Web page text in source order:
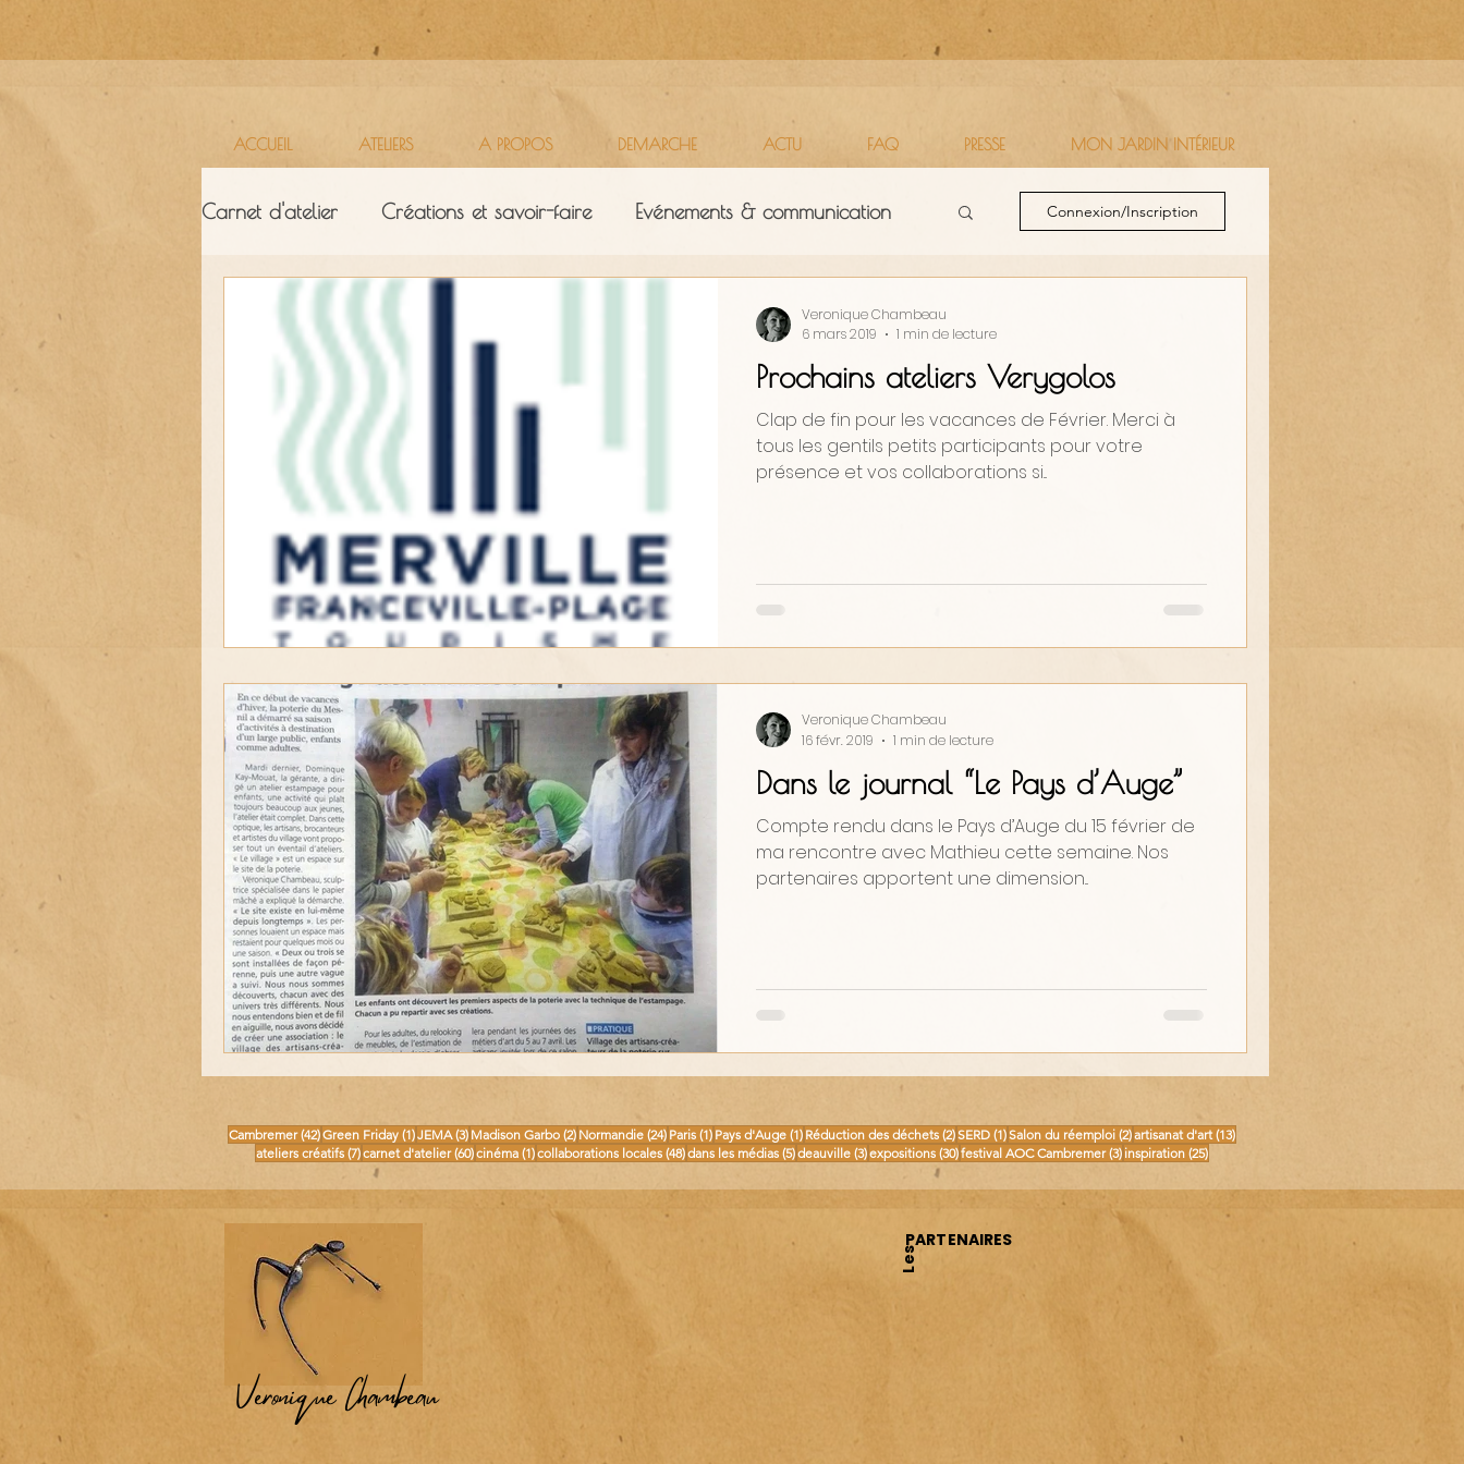
ACCUEIL ATELIERS A PROPOS DEMARCHE ACTU FAQ PRESSE MON JARDIN INTÉRIEUR
Carnet d'atelier Créations et savoir-faire Evénements & communication
Ressources & ambiance
Connexion/Inscription
Prochains ateliers Verygolos
Clap de fin pour les vacances de Février. Merci à
tous les gentils petits participants pour votre
présence et vos collaborations si...
Veronique Chambeau
6 mars 2019
1 min de lecture
Dans le journal “Le Pays d’Auge”
Compte rendu dans le Pays d’Auge du 15 février de
ma rencontre avec Mathieu cette semaine. Nos
partenaires apportent une dimension...
Veronique Chambeau
16 févr. 2019
1 min de lecture
Cambremer (42)42 posts
Green Friday (1)1 post
JEMA (3)3 posts
Madison Garbo (2)2 posts
Normandie (24)24 posts
Paris (1)1 post
Pays d'Auge (1)1 post
Réduction des déchets (2)2 posts
SERD (1)1 post
Salon du réemploi (2)2 posts
artisanat d'art (13)13 posts
ateliers créatifs (7)7 posts
carnet d'atelier (60)60 posts
cinéma (1)1 post
collaborations locales (48)48 posts
dans les médias (5)5 posts
deauville (3)3 posts
expositions (30)30 posts
festival AOC Cambremer (3)3 posts
inspiration (25)25 posts
Véronique Chambeau
Les
PARTENAIRES